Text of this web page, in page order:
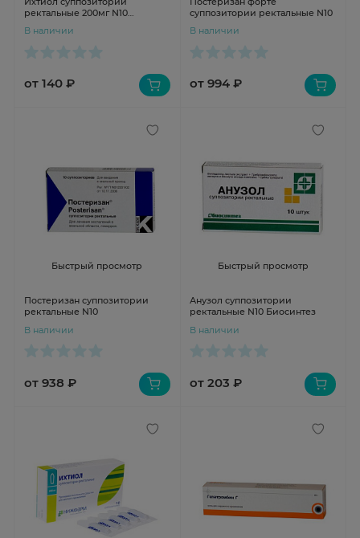
ректальные 200мг N10
В наличии
от 140 ₽
суппозитории ректальные N10
В наличии
от 994 ₽
Быстрый просмотр
Постеризан суппозитории
ректальные N10
В наличии
от 938 ₽
Быстрый просмотр
Анузол суппозитории
ректальные N10 Биосинтез
В наличии
от 203 ₽